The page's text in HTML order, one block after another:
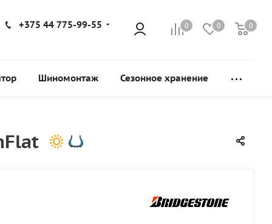
0 0 0
+375 44 775-99-55
Шиномонтаж Сезонное хранение